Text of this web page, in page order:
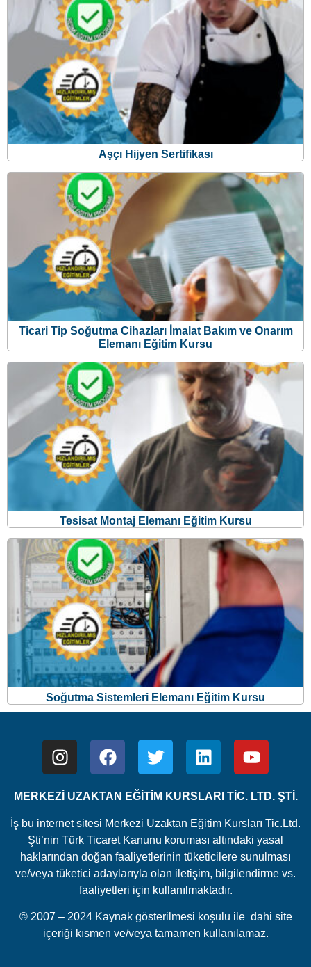
Aşçı Hijyen Sertifikası
Ticari Tip Soğutma Cihazları İmalat Bakım ve Onarım
Elemanı Eğitim Kursu
Tesisat Montaj Elemanı Eğitim Kursu
Soğutma Sistemleri Elemanı Eğitim Kursu
MERKEZİ UZAKTAN EĞİTİM KURSLARI TİC. LTD. ŞTİ.
İş bu internet sitesi Merkezi Uzaktan Eğitim Kursları Tic.Ltd.
Şti’nin Türk Ticaret Kanunu koruması altındaki yasal
haklarından doğan faaliyetlerinin tüketicilere sunulması
ve/veya tüketici adaylarıyla olan iletişim, bilgilendirme vs.
faaliyetleri için kullanılmaktadır.
© 2007 – 2024 Kaynak gösterilmesi koşulu ile dahi site
içeriği kısmen ve/veya tamamen kullanılamaz.
Bu sitede size daha iyi bir deneyim sunabilmek adına, bu
sayfayı ziyaretinizle ilgili bilgileri toplamak amaçlı çerezler
kullanılmaktadır.
Gizlilik ve Güvenlik Bildirimi
Kabul Et